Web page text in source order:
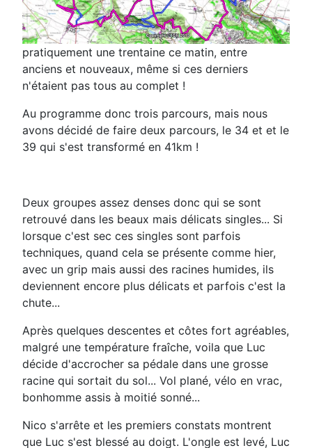
pratiquement une trentaine ce matin, entre
anciens et nouveaux, même si ces derniers
n'étaient pas tous au complet !
Au programme donc trois parcours, mais nous
avons décidé de faire deux parcours, le 34 et et le
39 qui s'est transformé en 41km !
Deux groupes assez denses donc qui se sont
retrouvé dans les beaux mais délicats singles... Si
lorsque c'est sec ces singles sont parfois
techniques, quand cela se présente comme hier,
avec un grip mais aussi des racines humides, ils
deviennent encore plus délicats et parfois c'est la
chute...
Après quelques descentes et côtes fort agréables,
malgré une température fraîche, voila que Luc
décide d'accrocher sa pédale dans une grosse
racine qui sortait du sol... Vol plané, vélo en vrac,
bonhomme assis à moitié sonné...
Nico s'arrête et les premiers constats montrent
que Luc s'est blessé au doigt. L'ongle est levé, Luc